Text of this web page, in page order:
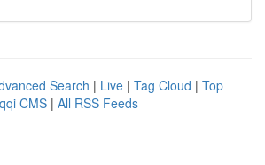
Search | Live | Tag Cloud | Top
CMS | All RSS Feeds